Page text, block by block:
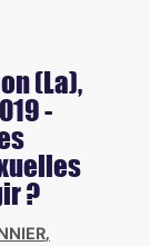
(La),
-
?
,